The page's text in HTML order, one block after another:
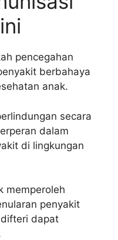
pencegahan
berbahaya
anak.
secara
dalam
di lingkungan
memperoleh
penyakit
dapat